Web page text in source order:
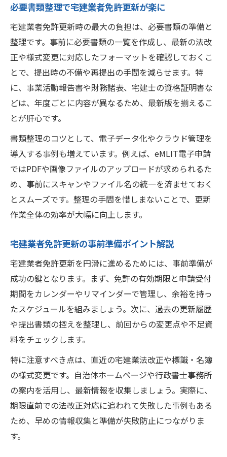
事前整理が宅建業者免許更新成功の土台に
宅建業者免許更新の書類不備を防ぐコツ
宅建業者免許更新で事前確認が重要な理由
更新ミスを減らす宅建業者免許更新の工夫
法改正を踏まえた免許更新の秘訣
宅建業者免許更新で重要な法改正の把握法
宅建業者免許更新に影響する法改正最新情
報
宅建業者免許更新時の法改正対応ポイント
宅建業者免許更新で法改正を見落とさない
工夫
宅建業者免許更新と宅建業法改正の関係性
宅建業法改正点を押さえ効率アップ
宅建業法改正点を踏まえた免許更新対策
宅建業者免許更新で注意すべき改正点まと
め
宅建業者免許更新の改正標識と業者票対応
法
宅建業者免許更新で改正点を活かす実践術
必要書類整理で宅建業者免許更新が楽に
宅建業者免許更新時の最大の負担は、必要書類の準備と
整理です。事前に必要書類の一覧を作成し、最新の法改
正や様式変更に対応したフォーマットを確認しておくこ
とで、提出時の不備や再提出の手間を減らせます。特
に、事業活動報告書や財務諸表、宅建士の資格証明書な
どは、年度ごとに内容が異なるため、最新版を揃えるこ
とが肝心です。
書類整理のコツとして、電子データ化やクラウド管理を
導入する事例も増えています。例えば、eMLIT電子申請
ではPDFや画像ファイルのアップロードが求められるた
め、事前にスキャンやファイル名の統一を済ませておく
とスムーズです。整理の手間を惜しまないことで、更新
作業全体の効率が大幅に向上します。
宅建業者免許更新の事前準備ポイント解説
宅建業者免許更新を円滑に進めるためには、事前準備が
成功の鍵となります。まず、免許の有効期限と申請受付
期間をカレンダーやリマインダーで管理し、余裕を持っ
たスケジュールを組みましょう。次に、過去の更新履歴
や提出書類の控えを整理し、前回からの変更点や不足資
料をチェックします。
特に注意すべき点は、直近の宅建業法改正や標識・名簿
の様式変更です。自治体ホームページや行政書士事務所
の案内を活用し、最新情報を収集しましょう。実際に、
期限直前での法改正対応に追われて失敗した事例もある
ため、早めの情報収集と準備が失敗防止につながりま
す。